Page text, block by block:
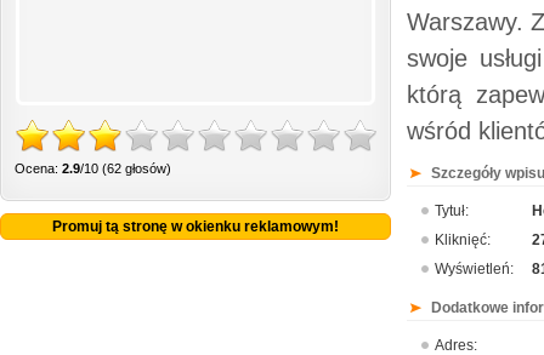
Ocena: 2.9/10 (62 głosów)
Promuj tą stronę w okienku reklamowym!
Warszawy.
swoje
którą
wśród
Szczegóły
Tytuł:
Kliknięć:
Wyświetleń:
Dodatkowe
Adres: